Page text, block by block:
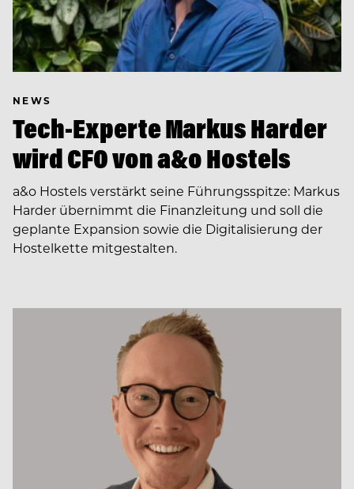
NEWS
Tech-Experte Markus Harder
wird CFO von a&o Hostels
a&o Hostels verstärkt seine Führungsspitze: Markus
Harder übernimmt die Finanzleitung und soll die
geplante Expansion sowie die Digitalisierung der
Hostelkette mitgestalten.